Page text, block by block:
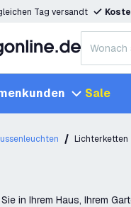
Tag versandt
Sale
Lichterketten
in Ihrem Haus, Ihrem